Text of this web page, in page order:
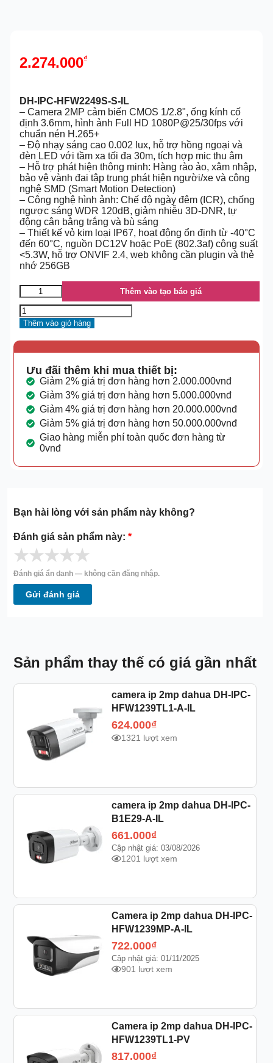
2.274.000₫
DH-IPC-HFW2249S-S-IL
– Camera 2MP cảm biến CMOS 1/2.8", ống kính cố
định 3.6mm, hình ảnh Full HD 1080P@25/30fps với
chuẩn nén H.265+
– Độ nhạy sáng cao 0.002 lux, hỗ trợ hồng ngoại và
đèn LED với tầm xa tối đa 30m, tích hợp mic thu âm
– Hỗ trợ phát hiện thông minh: Hàng rào ảo, xâm nhập,
bảo vệ vành đai tập trung phát hiện người/xe và công
nghệ SMD (Smart Motion Detection)
– Công nghệ hình ảnh: Chế độ ngày đêm (ICR), chống
ngược sáng WDR 120dB, giảm nhiễu 3D-DNR, tự
động cân bằng trắng và bù sáng
– Thiết kế vỏ kim loại IP67, hoạt động ổn định từ -40°C
đến 60°C, nguồn DC12V hoặc PoE (802.3af) công suất
<5.3W, hỗ trợ ONVIF 2.4, web không cần plugin và thẻ
nhớ 256GB
Thêm vào tạo báo giá
Thêm vào giỏ hàng
Ưu đãi thêm khi mua thiết bị:
Giảm 2% giá trị đơn hàng hơn 2.000.000vnđ
Giảm 3% giá trị đơn hàng hơn 5.000.000vnđ
Giảm 4% giá trị đơn hàng hơn 20.000.000vnđ
Giảm 5% giá trị đơn hàng hơn 50.000.000vnđ
Giao hàng miễn phí toàn quốc đơn hàng từ
0vnđ
Bạn hài lòng với sản phẩm này không?
Đánh giá sản phẩm này:*
★★★★★
Đánh giá ẩn danh — không cần đăng nhập.
Gửi đánh giá
Sản phẩm thay thế có giá gần nhất
camera ip 2mp dahua DH-IPC-
HFW1239TL1-A-IL
624.000₫
1321 lượt xem
camera ip 2mp dahua DH-IPC-
B1E29-A-IL
661.000₫
Cập nhật giá: 03/08/2026
1201 lượt xem
Camera ip 2mp dahua DH-IPC-
HFW1239MP-A-IL
722.000₫
Cập nhật giá: 01/11/2025
901 lượt xem
Camera ip 2mp dahua DH-IPC-
HFW1239TL1-PV
817.000₫